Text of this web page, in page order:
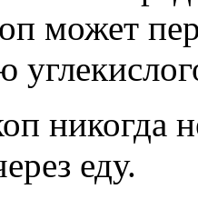
может
никогда
еду.